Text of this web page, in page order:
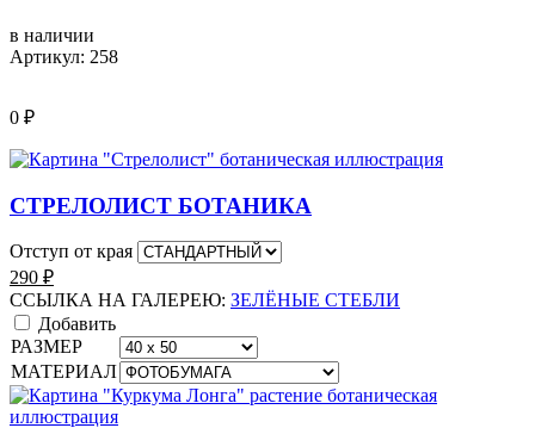
в наличии
Артикул: 258
0 ₽
СТРЕЛОЛИСТ БОТАНИКА
Отступ от края
290 ₽
ССЫЛКА НА ГАЛЕРЕЮ: ЗЕЛЁНЫЕ СТЕБЛИ
Добавить
РАЗМЕР
МАТЕРИАЛ